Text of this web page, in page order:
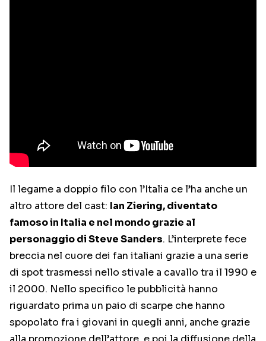
Il legame a doppio filo con l’Italia ce l’ha anche un
altro attore del cast: Ian Ziering, diventato
famoso in Italia e nel mondo grazie al
personaggio di Steve Sanders. L’interprete fece
breccia nel cuore dei fan italiani grazie a una serie
di spot trasmessi nello stivale a cavallo tra il 1990 e
il 2000. Nello specifico le pubblicità hanno
riguardato prima un paio di scarpe che hanno
spopolato fra i giovani in quegli anni, anche grazie